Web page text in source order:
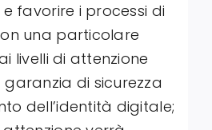
favorire i processi di
una particolare
livelli di attenzione
garanzia di sicurezza
dell’identità digitale;